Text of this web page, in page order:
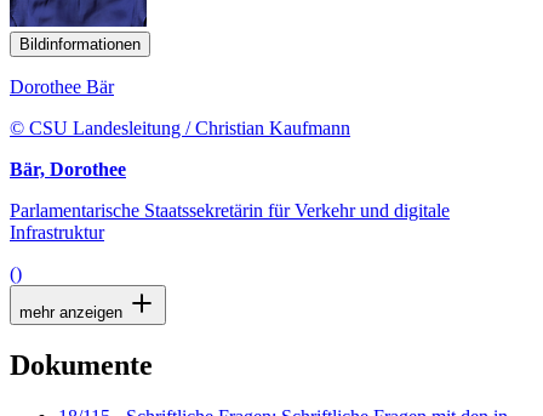
Bildinformationen
Dorothee Bär
© CSU Landesleitung / Christian Kaufmann
Bär, Dorothee
Parlamentarische Staatssekretärin für Verkehr und digitale
Infrastruktur
()
mehr anzeigen
Dokumente